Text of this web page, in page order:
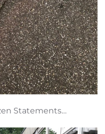
Statements…